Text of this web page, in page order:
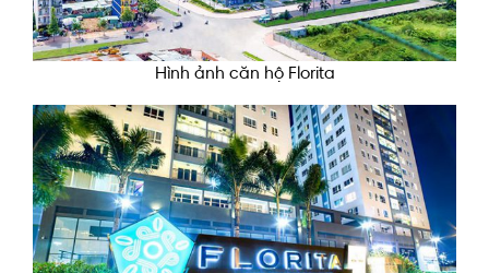
Hình ảnh căn hộ Florita